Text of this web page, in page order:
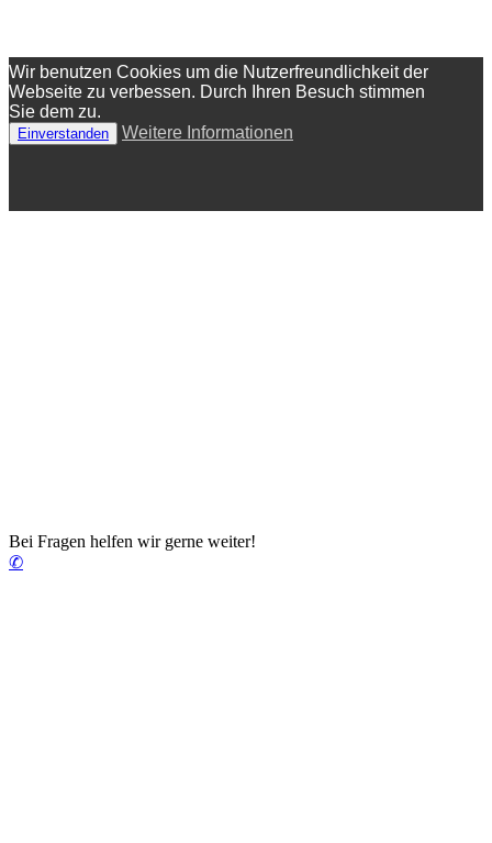
Wir benutzen Cookies um die Nutzerfreundlichkeit der
Webseite zu verbessen. Durch Ihren Besuch stimmen
Sie dem zu.
Einverstanden Weitere Informationen
Bei Fragen helfen wir gerne weiter!
✆